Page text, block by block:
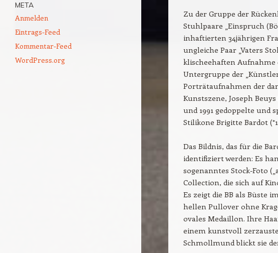
Zu der Gruppe der
Stuhlpaare „Einspruch
inhaftierten 34jährigen
ungleiche Paar „Vaters
klischeehaften
Untergruppe der
Porträtaufnahmen der
Kunstszene, Joseph Beuys
und 1991 gedoppelte und
Stilikone Brigitte Bardot
Das Bildnis, das für die
identifiziert werden: Es
sogenanntes Stock-Foto
Collection, die sich auf
Es zeigt die BB als Büste
hellen Pullover ohne
ovales Medaillon. Ihre
einem kunstvoll
Schmollmund blickt sie
META
Anmelden
Eintrags-Feed
Kommentar-Feed
WordPress.org